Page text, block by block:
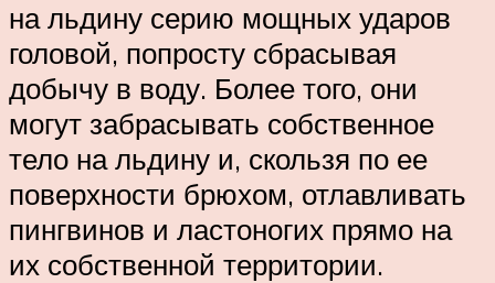
на льдину серию мощных ударов
головой, попросту сбрасывая
добычу в воду. Более того, они
могут забрасывать собственное
тело на льдину и, скользя по ее
поверхности брюхом, отлавливать
пингвинов и ластоногих прямо на
их собственной территории.